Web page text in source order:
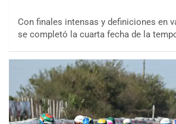
Con finales intensas y definiciones en
se completó la cuarta fecha de la